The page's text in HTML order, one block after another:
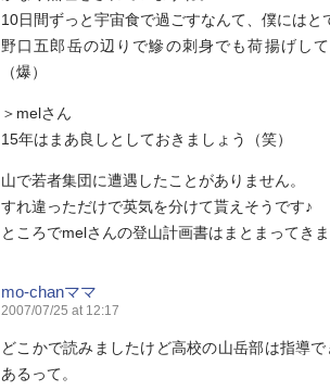
10日間ずっと宇宙食で過ごすなんて、僕にはと
野口五郎岳の辺りで鰺の刺身でも荷揚げし
（爆）
＞melさん
15年はまあ良しとしておきましょう（笑）
山で若者集団に遭遇したことがありません。
すれ違っただけで英気を分けて貰えそうです♪
ところでmelさんの登山計画書はまとまってき
mo-chanママ
2007/07/25 at 12:17
どこかで読みましたけど高校の山岳部は指導
あるって。